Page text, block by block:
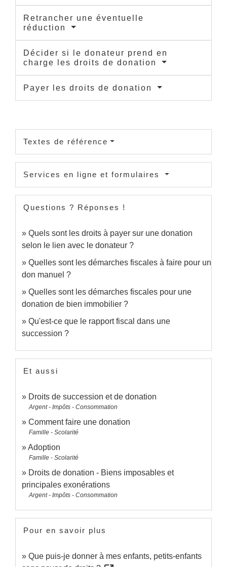
Retrancher une éventuelle
réduction
Décider si le donateur prend en
charge les droits de donation
Payer les droits de donation
Textes de référence
Services en ligne et formulaires
Questions ? Réponses !
Quels sont les droits à payer sur une donation
selon le lien avec le donateur ?
Quelles sont les démarches fiscales à faire pour un
don manuel ?
Quelles sont les démarches fiscales pour une
donation de bien immobilier ?
Qu'est-ce que le rapport fiscal dans une
succession ?
Et aussi
Droits de succession et de donation
Argent - Impôts - Consommation
Comment faire une donation
Famille - Scolarité
Adoption
Famille - Scolarité
Droits de donation - Biens imposables et
principales exonérations
Argent - Impôts - Consommation
Pour en savoir plus
Que puis-je donner à mes enfants, petits-enfants